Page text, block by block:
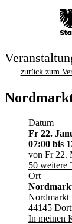
zurück zum
Datum
Fr 22.
07:00 bis
von Fr 22.
50 weitere
Ort
Nordmarkt
44145
In meinen